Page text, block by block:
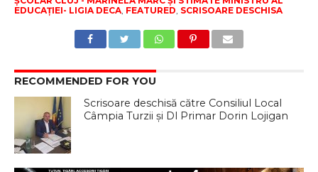
EDUCAȚIEI- LIGIA DECA, FEATURED SCRISOARE DESCHISA
RECOMMENDED FOR YOU
Scrisoare deschisă către Consiliul Local
Câmpia Turzii şi Dl Primar Dorin Lojigan